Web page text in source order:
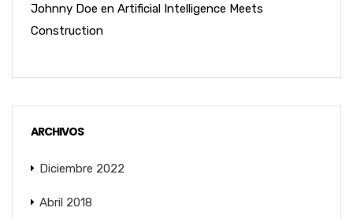
Johnny Doe en Artificial Intelligence Meets
Construction
ARCHIVOS
Diciembre 2022
Abril 2018